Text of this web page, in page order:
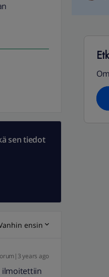
sen tiedot
ensin
years ago
ilmoitettiin